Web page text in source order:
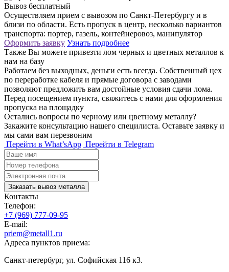
Вывоз бесплатный
Осуществляем прием с вывозом по Санкт-Петербургу и в
близи по области. Есть пропуск в центр, несколько вариантов
транспорта: портер, газель, контейнеровоз, манипулятор
Оформить заявку Узнать подробнее
Также Вы можете привезти лом черных и цветных металлов к
нам на базу
Работаем без выходных, деньги есть всегда. Собственный цех
по переработке кабеля и прямые договора с заводами
позволяют предложить вам достойные условия сдачи лома.
Перед посещением пункта, свяжитесь с нами для оформления
пропуска на площадку
Остались вопросы по черному или цветному металлу?
Закажите консультацию нашего специлиста. Оставьте заявку и
мы сами вам перезвоним
Перейти в What’sApp Перейти в Telegram
Заказать вывоз металла
Контакты
Телефон:
+7 (969) 777-09-95
E-mail:
priem@metall1.ru
Адреса пунктов приема:
Санкт-петербург, ул. Софийская 116 к3.